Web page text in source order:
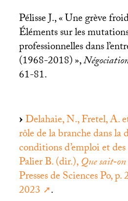
Pélisse J., «Une grève
Éléments sur les
professionnelles dans
(1968-2018)»,
61-81.
Delahaie, N., Fretel, A.
rôle de la branche dans la
conditions d’emploi et
Palier B. (dir.),Que
Presses de Sciences Po,
2023
.